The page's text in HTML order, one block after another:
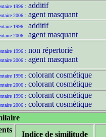
1996 : additif
2006 : agent masquant
1996 : additif
2006 : agent masquant
1996 : non répertorié
2006 : agent masquant
1996 : colorant cosmétique
2006 : colorant cosmétique
1996 : colorant cosmétique
2006 : colorant cosmétique
Indice de similitude